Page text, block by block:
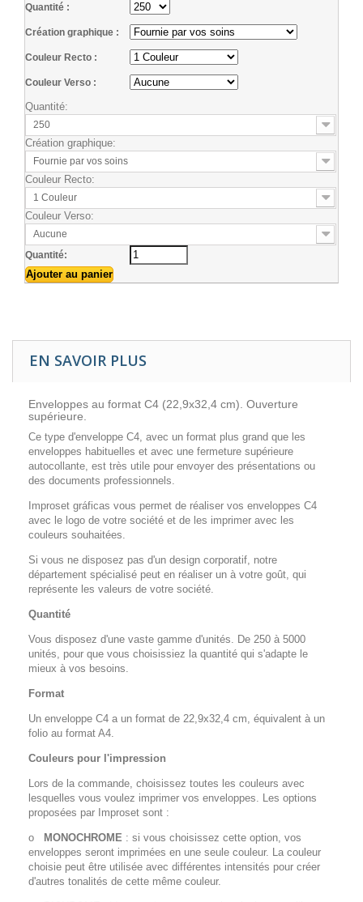
Quantité :
Création graphique :
Couleur Recto :
Couleur Verso :
Quantité:
250
Création graphique:
Fournie par vos soins
Couleur Recto:
1 Couleur
Couleur Verso:
Aucune
Quantité:
EN SAVOIR PLUS
Enveloppes au format C4 (22,9x32,4 cm). Ouverture
supérieure.
Ce type d'enveloppe C4, avec un format plus grand que les
enveloppes habituelles et avec une fermeture supérieure
autocollante, est très utile pour envoyer des présentations ou
des documents professionnels.
Improset gráficas vous permet de réaliser vos enveloppes C4
avec le logo de votre société et de les imprimer avec les
couleurs souhaitées.
Si vous ne disposez pas d'un design corporatif, notre
département spécialisé peut en réaliser un à votre goût, qui
représente les valeurs de votre société.
Quantité
Vous disposez d'une vaste gamme d'unités. De 250 à 5000
unités, pour que vous choisissiez la quantité qui s'adapte le
mieux à vos besoins.
Format
Un enveloppe C4 a un format de 22,9x32,4 cm, équivalent à un
folio au format A4.
Couleurs pour l'impression
Lors de la commande, choisissez toutes les couleurs avec
lesquelles vous voulez imprimer vos enveloppes. Les options
proposées par Improset sont :
o MONOCHROME : si vous choisissez cette option, vos
enveloppes seront imprimées en une seule couleur. La couleur
choisie peut être utilisée avec différentes intensités pour créer
d'autres tonalités de cette même couleur.